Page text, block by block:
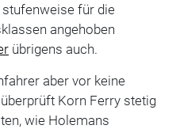
für die
angehoben
übrigens auch.
aber vor keine
Korn Ferry stetig
wie Holemans